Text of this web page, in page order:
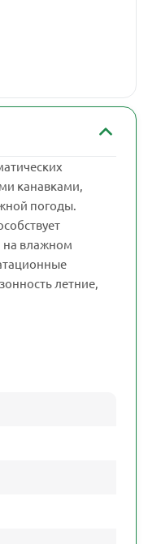
канавками,
погоды.
на влажном
летние,